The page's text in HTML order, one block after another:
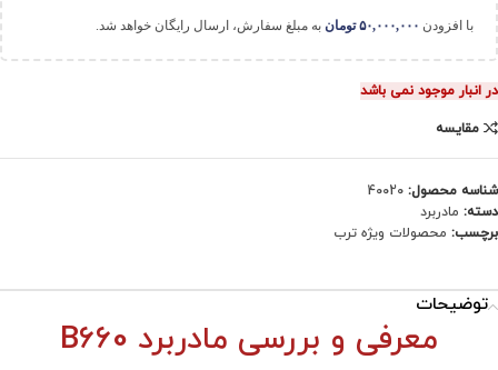
با افزودن ۵۰,۰۰۰,۰۰۰ تومان به مبلغ سفارش، ارسال رایگان خواهد شد.
در انبار موجود نمی باشد
مقایسه
شناسه محصول: 40020
دسته: مادربرد
برچسب: محصولات ویژه ترب
توضیحات
معرفی و بررسی مادربرد B660